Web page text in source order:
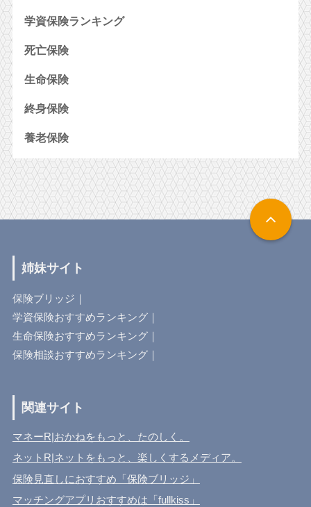
学資保険ランキング
死亡保険
生命保険
終身保険
養老保険
姉妹サイト
保険ブリッジ
学資保険おすすめランキング｜
生命保険おすすめランキング｜
保険相談おすすめランキング｜
関連サイト
マネーR|おかねをもっと、たのしく。
ネットR|ネットをもっと、楽しくするメディア。
保険見直しにおすすめ「保険ブリッジ」
マッチングアプリおすすめは「fullkiss」